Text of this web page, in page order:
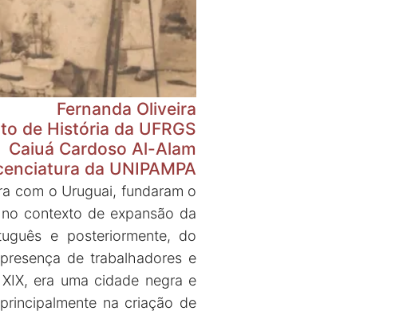
Fernanda Oliveira
de História da UFRGS
Caiuá Cardoso Al-Alam
da UNIPAMPA
com o Uruguai, fundaram o
contexto de expansão da
e posteriormente, do
de trabalhadores e
era uma cidade negra e
na criação de